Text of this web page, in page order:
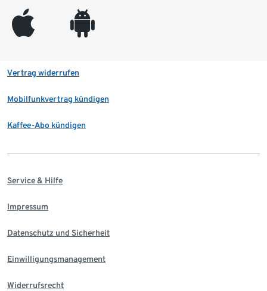
appleinc android
Vertrag widerrufen
Mobilfunkvertrag kündigen
Kaffee-Abo kündigen
Service & Hilfe
Impressum
Datenschutz und Sicherheit
Einwilligungsmanagement
Widerrufsrecht